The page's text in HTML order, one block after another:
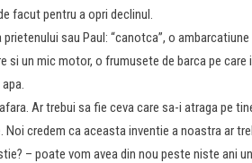
facut pentru a opri declinul.
sau Paul: “canotca”, o
si un mic motor, o frumusete de barca pe
Ar trebui sa fie ceva care sa-i atraga pe
credem ca aceasta inventie a noastra ar
– poate vom avea din nou peste niste ani